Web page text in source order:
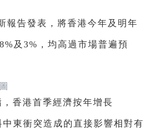
報告發表，將香港今年及明年
及3%，均高過市場普遍預
香港首季經濟按年增長
東衝突造成的直接影響相對有